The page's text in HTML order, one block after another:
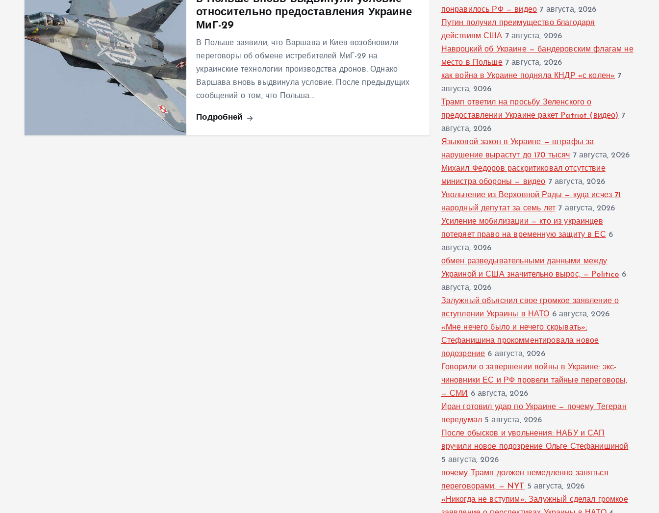
относительно предоставления Украине
МиГ-29
В Польше заявили, что Варшава и Киев возобновили
переговоры об обмене истребителей МиГ-29 на
украинские технологии производства дронов. Однако
Варшава вновь выдвинула условие. После предыдущих
сообщений о том, что Польша…
Подробней
понравилось РФ — видео 7 августа, 2026
Путин получил преимущество благодаря
действиям США 7 августа, 2026
Навроцкий об Украине — бандеровским флагам не
место в Польше 7 августа, 2026
как война в Украине подняла КНДР «с колен» 7
августа, 2026
Трамп ответил на просьбу Зеленского о
предоставлении Украине ракет Patriot (видео) 7
августа, 2026
Языковой закон в Украине — штрафы за
нарушение вырастут до 170 тысяч 7 августа, 2026
Михаил Федоров раскритиковал отсутствие
министра обороны — видео 7 августа, 2026
Увольнение из Верховной Рады — куда исчез 71
народный депутат за семь лет 7 августа, 2026
Усиление мобилизации — кто из украинцев
потеряет право на временную защиту в ЕС 6
августа, 2026
обмен разведывательными данными между
Украиной и США значительно вырос, — Politico 6
августа, 2026
Залужный объяснил свое громкое заявление о
вступлении Украины в НАТО 6 августа, 2026
«Мне нечего было и нечего скрывать»:
Стефанишина прокомментировала новое
подозрение 6 августа, 2026
Говорили о завершении войны в Украине: экс-
чиновники ЕС и РФ провели тайные переговоры,
— СМИ 6 августа, 2026
Иран готовил удар по Украине — почему Тегеран
передумал 5 августа, 2026
После обысков и увольнения: НАБУ и САП
вручили новое подозрение Ольге Стефанишиной
5 августа, 2026
почему Трамп должен немедленно заняться
переговорами, — NYT
5 августа, 2026
«Никогда не вступим»: Залужный сделал громкое